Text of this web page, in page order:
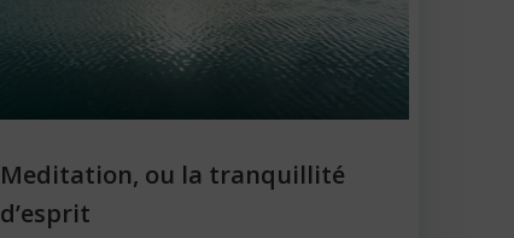
Meditation, ou la tranquillité
d’esprit